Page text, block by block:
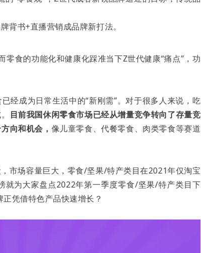
背书+直播营销成品牌新打法。
食的功能化和健康化踩准当下Z世代健康“痛点”，功
经成为日常生活中的“新刚需”。对于很多人来说，吃
目前我国休闲零食市场已经从增量竞争转向了存量竞
向和机会， 像儿童零食、代餐零食、肉类零食等赛道
市场容量巨大，零食/坚果/特产类目在2021年仅淘宝
就为大家盘点2022年第一季度零食/坚果/特产类目下
凭借特色产品快速增长？